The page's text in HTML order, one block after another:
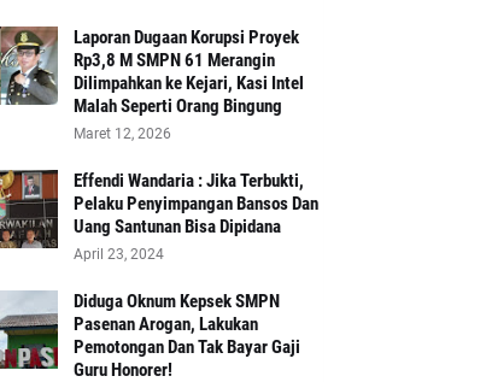
‎Laporan Dugaan Korupsi Proyek
Rp3,8 M SMPN 61 Merangin
Dilimpahkan ke Kejari, Kasi Intel
Malah Seperti Orang Bingung
Maret 12, 2026
Effendi Wandaria : Jika Terbukti,
Pelaku Penyimpangan Bansos Dan
Uang Santunan Bisa Dipidana
April 23, 2024
Diduga Oknum Kepsek SMPN
Pasenan Arogan, Lakukan
Pemotongan Dan Tak Bayar Gaji
Guru Honorer!